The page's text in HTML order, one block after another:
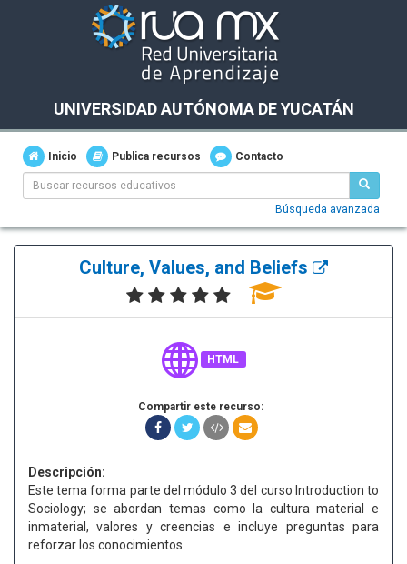
UNIVERSIDAD AUTÓNOMA DE YUCATÁN
Inicio Publica recursos Contacto
Búsqueda avanzada
Culture, Values, and Beliefs
HTML
Compartir este recurso:
Descripción:
Este tema forma parte del módulo 3 del curso Introduction to
Sociology; se abordan temas como la cultura material e
inmaterial, valores y creencias e incluye preguntas para
reforzar los conocimientos